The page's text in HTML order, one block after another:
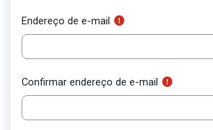
Endereço de e-mail
Confirmar endereço de e-mail